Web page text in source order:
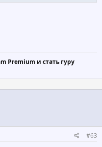
Premium и стать гуру
#63